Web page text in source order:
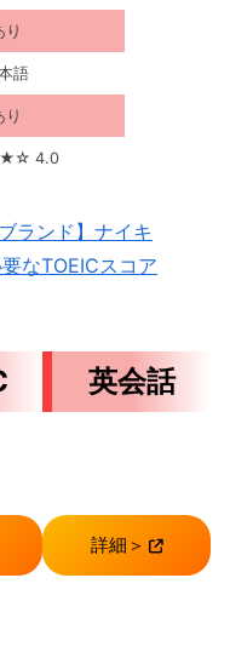
り
語
り
4.0
ランド】ナイキ
なTOEICスコア
英会話
詳細＞